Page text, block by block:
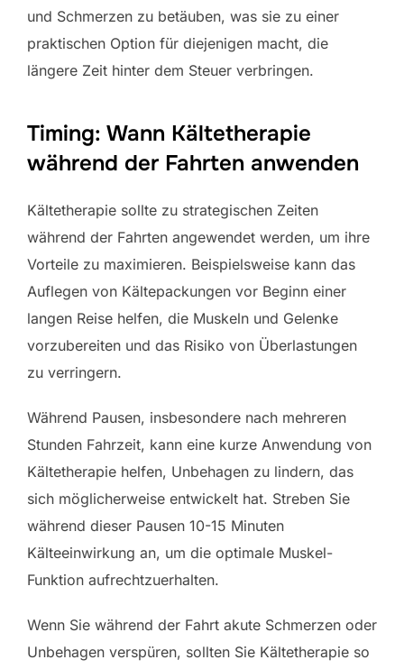
und Schmerzen zu betäuben, was sie zu einer
praktischen Option für diejenigen macht, die
längere Zeit hinter dem Steuer verbringen.
Timing: Wann Kältetherapie
während der Fahrten anwenden
Kältetherapie sollte zu strategischen Zeiten
während der Fahrten angewendet werden, um ihre
Vorteile zu maximieren. Beispielsweise kann das
Auflegen von Kältepackungen vor Beginn einer
langen Reise helfen, die Muskeln und Gelenke
vorzubereiten und das Risiko von Überlastungen
zu verringern.
Während Pausen, insbesondere nach mehreren
Stunden Fahrzeit, kann eine kurze Anwendung von
Kältetherapie helfen, Unbehagen zu lindern, das
sich möglicherweise entwickelt hat. Streben Sie
während dieser Pausen 10-15 Minuten
Kälteeinwirkung an, um die optimale Muskel-
Funktion aufrechtzuerhalten.
Wenn Sie während der Fahrt akute Schmerzen oder
Unbehagen verspüren, sollten Sie Kältetherapie so